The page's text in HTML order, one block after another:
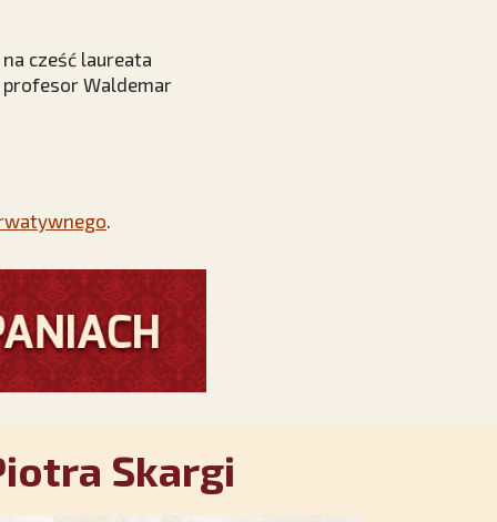
cześć laureata
profesor Waldemar
Skargi